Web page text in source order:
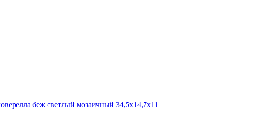
беж светлый мозаичный 34,5х14,7х11